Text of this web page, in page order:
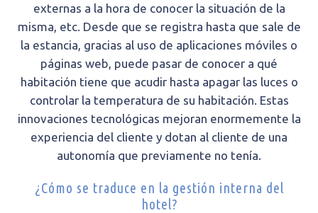
externas a la hora de conocer la situación de la
misma, etc. Desde que se registra hasta que sale de
la estancia, gracias al uso de aplicaciones móviles o
páginas web, puede pasar de conocer a qué
habitación tiene que acudir hasta apagar las luces o
controlar la temperatura de su habitación. Estas
innovaciones tecnológicas mejoran enormemente la
experiencia del cliente y dotan al cliente de una
autonomía que previamente no tenía.
¿Cómo se traduce en la gestión interna del
hotel?